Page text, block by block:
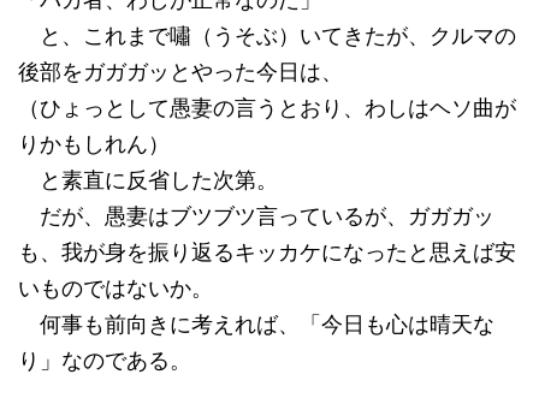
と、これまで嘯（うそぶ）いてきたが、クルマの
後部をガガガッとやった今日は、
（ひょっとして愚妻の言うとおり、わしはヘソ曲が
りかもしれん）
と素直に反省した次第。
だが、愚妻はブツブツ言っているが、ガガガッ
も、我が身を振り返るキッカケになったと思えば安
いものではないか。
何事も前向きに考えれば、「今日も心は晴天な
り」なのである。